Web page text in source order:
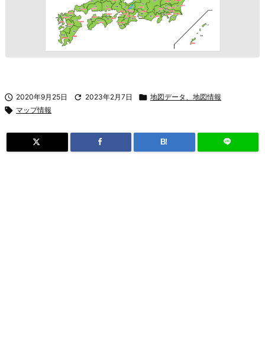
 2020年9月25日  2023年2月7日  地図データ、地図情報
 マップ情報
B!